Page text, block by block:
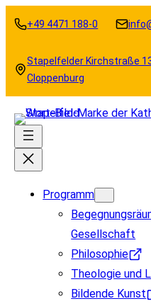
Zum
Inhalt
springen
+49 4471 188-0
Stapelfelder Kirchstraße
Cloppenburg
Programm
Gesellschaft
Philosophie
Theologie und
Bildende Kunst